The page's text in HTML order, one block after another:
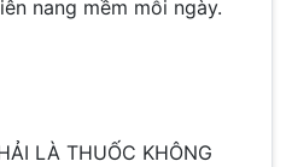
nang mềm mỗi ngày.
LÀ THUỐC KHÔNG